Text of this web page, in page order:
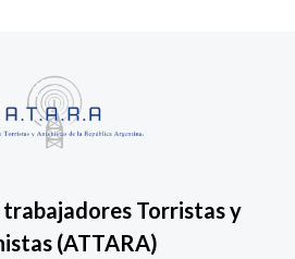
Torristas y
(ATTARA)